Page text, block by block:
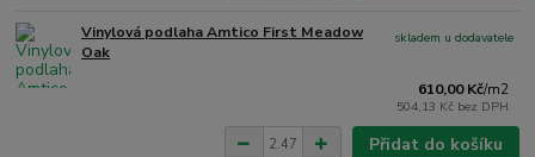
Vinylová podlaha Amtico First Meadow
Oak
610,00 Kč/m2
504,13 Kč bez DPH
skladem u dodavatele
Přidat do košíku